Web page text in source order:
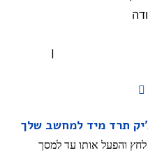
|
תרד מיד למחשב שלך
והפעל אותו עד למסך